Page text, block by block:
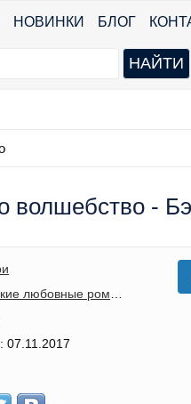
НОВИНКИ БЛОГ
волшебство -
любовные романы
07.11.2017